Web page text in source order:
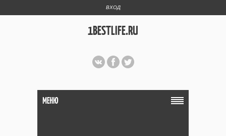
ВХОД
1BESTLIFE.RU
МЕНЮ